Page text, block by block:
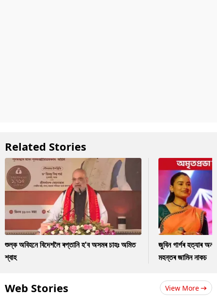
Related Stories
শুল্ক অবিহনে বিদেশলৈ ৰপ্তানি হ'ব অসমৰ চাহঃ অমিত
শ্বাহ
জুবিন গাৰ্গৰ হত্যাৰ
মহন্তৰ জামিন নাকচ
Web Stories View More